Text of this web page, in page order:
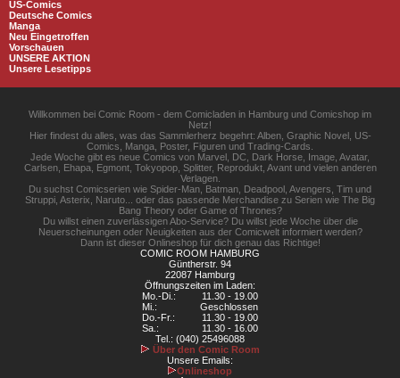
US-Comics
Deutsche Comics
Manga
Neu Eingetroffen
Vorschauen
UNSERE AKTION
Unsere Lesetipps
Willkommen bei Comic Room - dem Comicladen in Hamburg und Comicshop im
Netz!
Hier findest du alles, was das Sammlerherz begehrt: Alben, Graphic Novel, US-
Comics, Manga, Poster, Figuren und Trading-Cards.
Jede Woche gibt es neue Comics von Marvel, DC, Dark Horse, Image, Avatar,
Carlsen, Ehapa, Egmont, Tokyopop, Splitter, Reprodukt, Avant und vielen anderen
Verlagen.
Du suchst Comicserien wie Spider-Man, Batman, Deadpool, Avengers, Tim und
Struppi, Asterix, Naruto... oder das passende Merchandise zu Serien wie The Big
Bang Theory oder Game of Thrones?
Du willst einen zuverlässigen Abo-Service? Du willst jede Woche über die
Neuerscheinungen oder Neuigkeiten aus der Comicwelt informiert werden?
Dann ist dieser Onlineshop für dich genau das Richtige!
COMIC ROOM HAMBURG
Güntherstr. 94
22087 Hamburg
Öffnungszeiten im Laden:
Mo.-Di.:
11.30 - 19.00
Mi.:
Geschlossen
Do.-Fr.:
11.30 - 19.00
Sa.:
11.30 - 16.00
Tel.: (040) 25496088
Über den Comic Room
Unsere Emails:
Onlineshop